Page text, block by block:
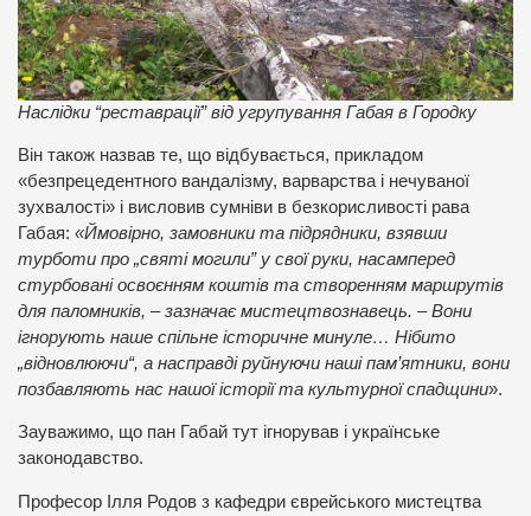
Наслідки “реставрації” від угрупування Габая в Городку
Він також назвав те, що відбувається, прикладом
«безпрецедентного вандалізму, варварства і нечуваної
зухвалості» і висловив сумніви в безкорисливості рава
Габая: «Ймовірно, замовники та підрядники, взявши
турботи про „святі могили” у свої руки, насамперед
стурбовані освоєнням коштів та створенням маршрутів
для паломників, – зазначає мистецтвознавець. – Вони
ігнорують наше спільне історичне минуле… Нібито
„відновлюючи“, а насправді руйнуючи наші пам’ятники, вони
позбавляють нас нашої історії та культурної спадщини».
Зауважимо, що пан Габай тут ігнорував і українське
законодавство.
Професор Ілля Родов з кафедри єврейського мистецтва